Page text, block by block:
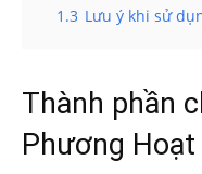
1.3 Lưu ý khi sử
Thành phần
Phương